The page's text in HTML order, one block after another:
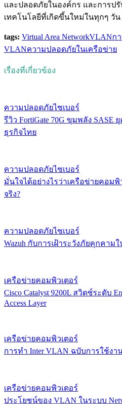
และปลอดภัยในองค์กร และการป
เทคโนโลยีที่เกิดขึ้นใหม่ในทุกๆ วัน
tags: Virtual Area NetworkVLANก
VLANความปลอดภัยในเครือข่าย
เรื่องที่เกี่ยวข้อง
ความปลอดภัยไซเบอร์
รีวิว FortiGate 70G ขุมพลัง
ธุรกิจไทย
ความปลอดภัยไซเบอร์
มั่นใจได้อย่างไรว่าเครือข่ายคอม
จริง?
ความปลอดภัยไซเบอร์
Wazuh กับการเฝ้าระวังภัยคุกคาม
เครือข่ายคอมพิวเตอร์
Cisco Catalyst 9200L สวิตช์ระดับ
Access Layer
เครือข่ายคอมพิวเตอร์
การทำ Inter VLAN ฉบับการใช้งา
เครือข่ายคอมพิวเตอร์
ประโยชน์ของ VLAN ในระบบ